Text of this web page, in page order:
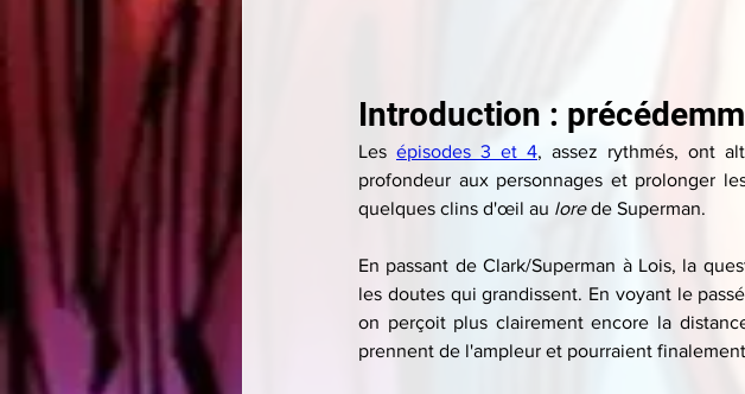
Introduction :
Les épisodes 3 et 4, assez rythmés, ont
profondeur aux personnages et prolonger
quelques clins d'œil au lore de Superman.
En passant de Clark/Superman à Lois, la
les doutes qui grandissent. En voyant le
on perçoit plus clairement encore la
prennent de l'ampleur et pourraient